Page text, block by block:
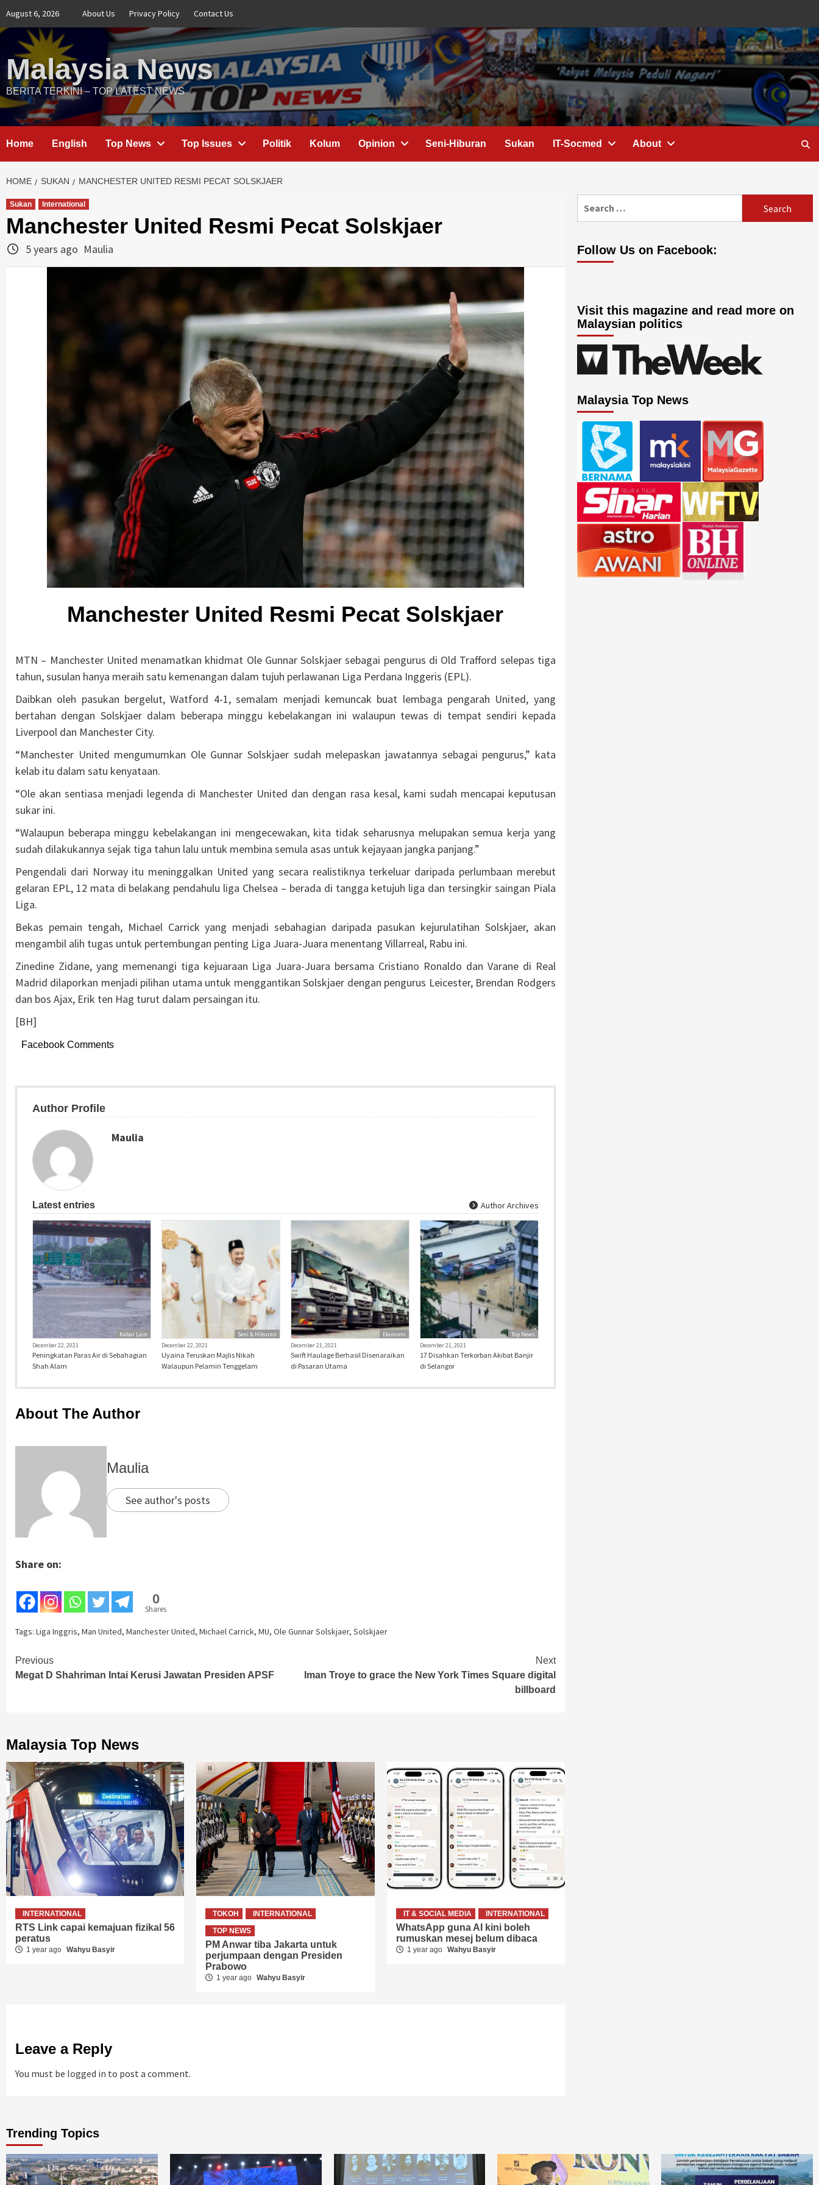
content
August 6, 2026 About Us Privacy Policy Contact Us
Malaysia News
BERITA TERKINI – TOP LATEST NEWS
Home English Top News Top Issues Politik Kolum Opinion Seni-Hiburan Sukan IT-Socmed About
HOME SUKAN MANCHESTER UNITED RESMI PECAT SOLSKJAER
Sukan International
Manchester United Resmi Pecat Solskjaer
5 years ago Maulia
Manchester United Resmi Pecat Solskjaer
MTN – Manchester United menamatkan khidmat Ole Gunnar Solskjaer sebagai pengurus di Old Trafford selepas tiga
tahun, susulan hanya meraih satu kemenangan dalam tujuh perlawanan Liga Perdana Inggeris (EPL).
Daibkan oleh pasukan bergelut, Watford 4-1, semalam menjadi kemuncak buat lembaga pengarah United, yang
bertahan dengan Solskjaer dalam beberapa minggu kebelakangan ini walaupun tewas di tempat sendiri kepada
Liverpool dan Manchester City.
“Manchester United mengumumkan Ole Gunnar Solskjaer sudah melepaskan jawatannya sebagai pengurus,” kata
kelab itu dalam satu kenyataan.
“Ole akan sentiasa menjadi legenda di Manchester United dan dengan rasa kesal, kami sudah mencapai keputusan
sukar ini.
“Walaupun beberapa minggu kebelakangan ini mengecewakan, kita tidak seharusnya melupakan semua kerja yang
sudah dilakukannya sejak tiga tahun lalu untuk membina semula asas untuk kejayaan jangka panjang.”
Pengendali dari Norway itu meninggalkan United yang secara realistiknya terkeluar daripada perlumbaan merebut
gelaran EPL, 12 mata di belakang pendahulu liga Chelsea – berada di tangga ketujuh liga dan tersingkir saingan Piala
Liga.
Bekas pemain tengah, Michael Carrick yang menjadi sebahagian daripada pasukan kejurulatihan Solskjaer, akan
mengambil alih tugas untuk pertembungan penting Liga Juara-Juara menentang Villarreal, Rabu ini.
Zinedine Zidane, yang memenangi tiga kejuaraan Liga Juara-Juara bersama Cristiano Ronaldo dan Varane di Real
Madrid dilaporkan menjadi pilihan utama untuk menggantikan Solskjaer dengan pengurus Leicester, Brendan Rodgers
dan bos Ajax, Erik ten Hag turut dalam persaingan itu.
[BH]
Facebook Comments
Author Profile
Maulia
Latest entries Author Archives
Kabar Lain
December 22, 2021
Peningkatan Paras Air di Sebahagian
Shah Alam
Seni & Hiburan
December 22, 2021
Uyaina Teruskan Majlis Nikah
Walaupun Pelamin Tenggelam
Ekonomi
December 21, 2021
Swift Haulage Berhasil Disenaraikan
di Pasaran Utama
Top News
December 21, 2021
17 Disahkan Terkorban Akibat Banjir
di Selangor
About The Author
Maulia
See author's posts
Share on:
0
Shares
Tags: Liga Inggris, Man United, Manchester United, Michael Carrick, MU, Ole Gunnar Solskjaer, Solskjaer
Continue
Reading
Previous
Megat D Shahriman Intai Kerusi Jawatan Presiden APSF
Next
Iman Troye to grace the New York Times Square digital
billboard
Malaysia Top News
INTERNATIONAL
RTS Link capai kemajuan fizikal 56
peratus
1 year ago Wahyu Basyir
TOKOH
INTERNATIONAL
TOP NEWS
PM Anwar tiba Jakarta untuk
perjumpaan dengan Presiden
Prabowo
1 year ago Wahyu Basyir
IT & SOCIAL MEDIA INTERNATIONAL
WhatsApp guna AI kini boleh
rumuskan mesej belum dibaca
1 year ago Wahyu Basyir
Leave a Reply
You must be logged in to post a comment.
Follow Us on Facebook:
Visit this magazine and read more on
Malaysian politics
Malaysia Top News
Trending Topics